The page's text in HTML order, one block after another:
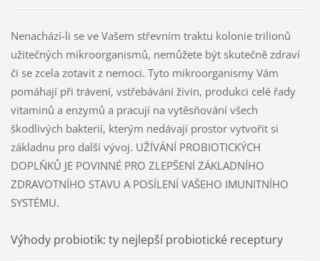
Nenachází-li se ve Vašem střevním traktu kolonie trilionů
užitečných mikroorganismů, nemůžete být skutečně zdraví
či se zcela zotavit z nemoci. Tyto mikroorganismy Vám
pomáhají při trávení, vstřebávání živin, produkci celé řady
vitaminů a enzymů a pracují na vytěsňování všech
škodlivých bakterií, kterým nedávají prostor vytvořit si
základnu pro další vývoj. UŽÍVÁNÍ PROBIOTICKÝCH
DOPLŇKŮ JE POVINNÉ PRO ZLEPŠENÍ ZÁKLADNÍHO
ZDRAVOTNÍHO STAVU A POSÍLENÍ VAŠEHO IMUNITNÍHO
SYSTÉMU.
Výhody probiotik: ty nejlepší probiotické receptury